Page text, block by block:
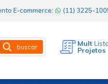
E-commerce: (11) 3225-
buscar Mult
Projetos